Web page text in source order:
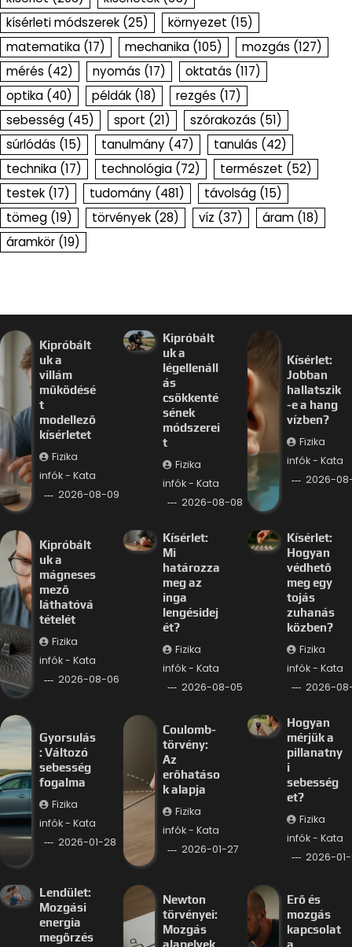
kísérleti módszerek (25) környezet (15)
matematika (17) mechanika (105) mozgás (127)
mérés (42) nyomás (17) oktatás (117)
optika (40) példák (18) rezgés (17)
sebesség (45) sport (21) szórakozás (51)
súrlódás (15) tanulmány (47) tanulás (42)
technika (17) technológia (72) természet (52)
testek (17) tudomány (481) távolság (15)
tömeg (19) törvények (28) víz (37) áram (18)
áramkör (19)
Kipróbált
uk a
villám
működésé
t
modellező
kísérletet
Fizika
infók - Kata
2026-08-09
Kipróbált
uk a
légellenáll
ás
csökkenté
sének
módszerei
t
Fizika
infók - Kata
2026-08-08
Kísérlet:
Jobban
hallatszik
-e a hang
vízben?
Fizika
infók - Kata
2026-
Kipróbált
uk a
mágneses
mező
láthatóvá
tételét
Fizika
infók - Kata
2026-08-06
Kísérlet:
Mi
határozza
meg az
inga
lengésidej
ét?
Fizika
infók - Kata
2026-08-05
Kísérlet:
Hogyan
védhető
meg egy
tojás
zuhanás
közben?
Fizika
infók - Kata
2026-
Gyorsulás
: Változó
sebesség
fogalma
Fizika
infók - Kata
2026-01-28
Coulomb-
törvény:
Az
erőhatáso
k alapja
Fizika
infók - Kata
2026-01-27
Hogyan
mérjük a
pillanatny
i
sebesség
et?
Fizika
infók - Kata
2026-
Lendület:
Mozgási
energia
megőrzés
Newton
törvényei:
Mozgás
alapelvek
Erő és
mozgás
kapcsolat
a